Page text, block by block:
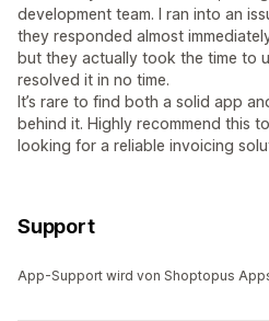
development team. I ran into an
they responded almost
but they actually took the time to
resolved it in no time.
It’s rare to find both a solid app
behind it. Highly recommend this
looking for a reliable invoicing
Support
App-Support wird von Shoptopus